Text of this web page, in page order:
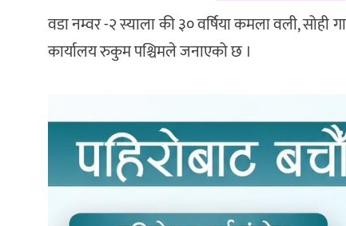
वडा नम्वर -२ स्याला की ३० वर्षिया कमला वली, सोही
कार्यालय रुकुम पश्चिमले जनाएको छ ।